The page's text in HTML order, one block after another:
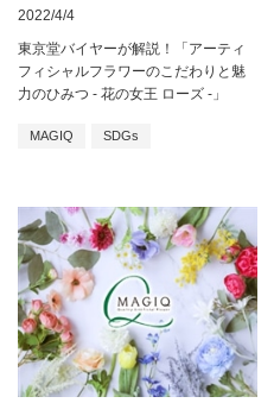
2022/4/4
東京堂バイヤーが解説！「アーティ
フィシャルフラワーのこだわりと魅
力のひみつ - 花の女王 ローズ -」
MAGIQ SDGs